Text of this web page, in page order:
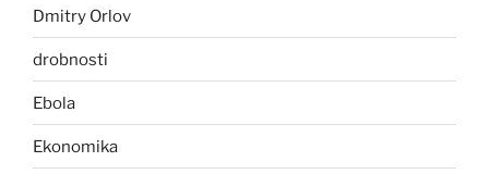
Dmitry Orlov
drobnosti
Ebola
Ekonomika